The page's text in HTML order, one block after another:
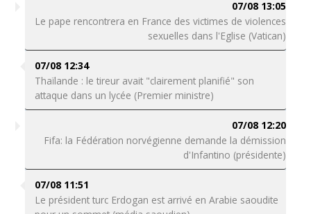
07/08 13:05
Le pape rencontrera en France des victimes de violences
sexuelles dans l'Eglise (Vatican)
07/08 12:34
Thaïlande : le tireur avait "clairement planifié" son
attaque dans un lycée (Premier ministre)
07/08 12:20
Fifa: la Fédération norvégienne demande la démission
d'Infantino (présidente)
07/08 11:51
Le président turc Erdogan est arrivé en Arabie saoudite